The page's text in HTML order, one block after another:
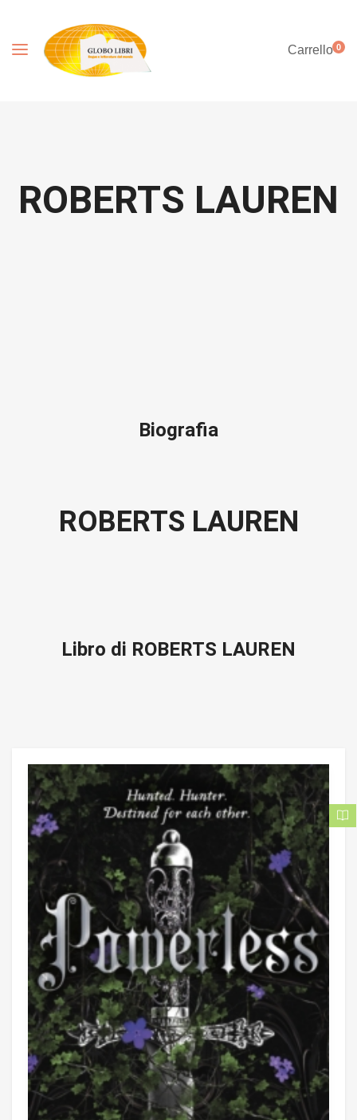
Carrello0
ROBERTS LAUREN
Biografia
ROBERTS LAUREN
Libro di ROBERTS LAUREN